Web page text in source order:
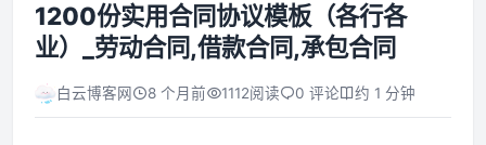
网站源码
软件仓库
1200份实用合同协议模板（各行各
业）_劳动合同,借款合同,承包合同
白云博客网 8 个月前 1112阅读 0 评论 约 1 分钟